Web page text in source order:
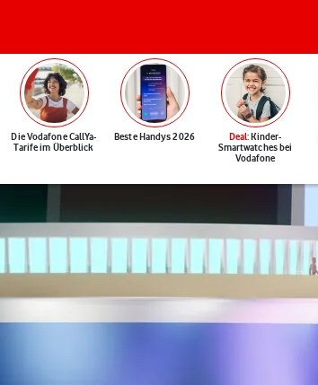
Die Vodafone CallYa-
Tarife im Überblick
Beste Handys 2026 Deal: Kinder-
Smartwatches bei
Vodafone